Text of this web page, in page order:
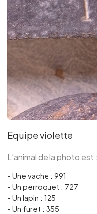
Equipe violette
L’animal de la photo est :
- Une vache : 991
- Un perroquet : 727
- Un lapin : 125
- Un furet : 355